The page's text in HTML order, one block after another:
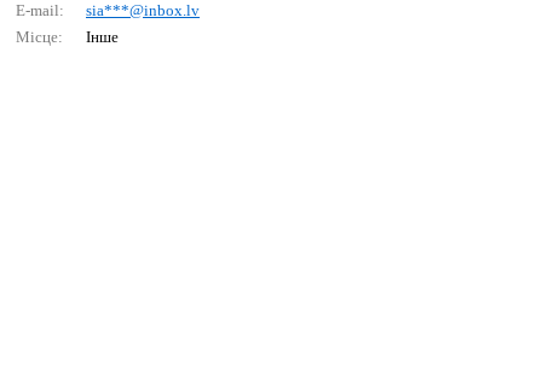
E-mail:
siа***@inbох.lv
Місце:
Інше